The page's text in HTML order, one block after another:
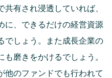
有され浸透していれば、
に、できるだけの経営資源
でしょう。また成長企業の
磨きをかけるでしょう。
他のファンドでも行われて